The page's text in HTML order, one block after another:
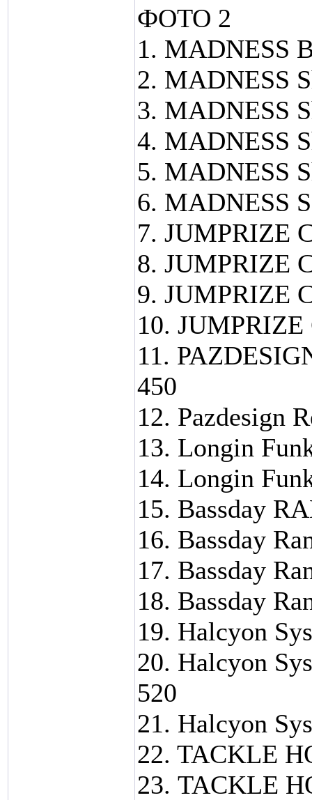
ФОТО 2
1. MADNESS
2. MADNESS
3. MADNESS
4. MADNESS
5. MADNESS
6. MADNESS
7. JUMPRIZE
8. JUMPRIZE
9. JUMPRIZE
10. JUMPRIZE
11.
450
12. Pazdesign
13. Longin
14. Longin
15. Bassday
16. Bassday
17. Bassday
18. Bassday
19. Halcyon
20. Halcyon
520
21. Halcyon
22. TACKLE
23. TACKLE